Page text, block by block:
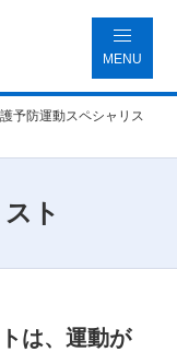
MENU
予防運動スペシャリス
ト
は、運動が